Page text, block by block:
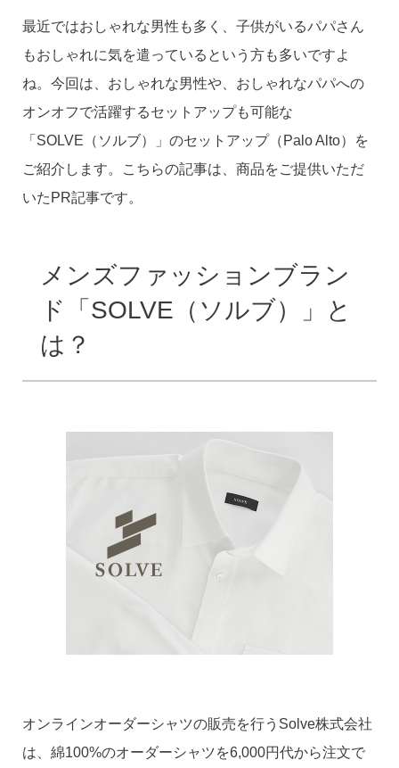
最近ではおしゃれな男性も多く、子供がいるパパさん
もおしゃれに気を遣っているという方も多いですよ
ね。今回は、おしゃれな男性や、おしゃれなパパへの
オンオフで活躍するセットアップも可能な
「SOLVE（ソルブ）」のセットアップ（Palo Alto）を
ご紹介します。こちらの記事は、商品をご提供いただ
いたPR記事です。
メンズファッションブラン
ド「SOLVE（ソルブ）」と
は？
オンラインオーダーシャツの販売を行うSolve株式会社
は、綿100%のオーダーシャツを6,000円代から注文で